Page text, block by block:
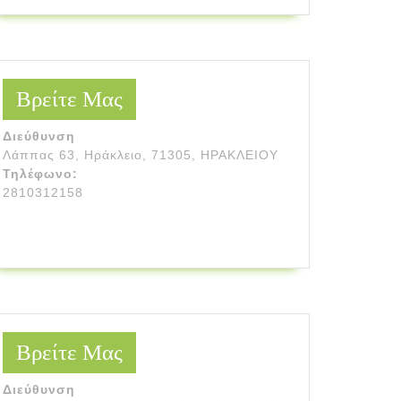
Βρείτε Μας
Διεύθυνση
Λάππας 63, Ηράκλειο, 71305, ΗΡΑΚΛΕΙΟΥ
Τηλέφωνο:
2810312158
Βρείτε Μας
Διεύθυνση